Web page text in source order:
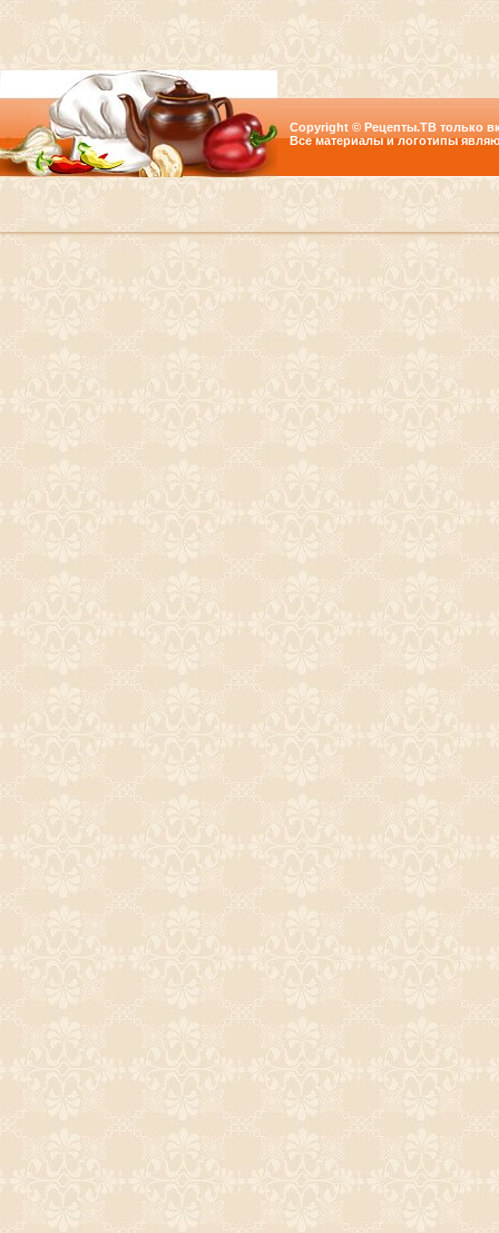
Copyright © Рецепты.ТВ только
Все материалы и логотипы